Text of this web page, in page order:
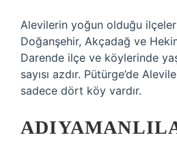
Alevilerin yoğun olduğu
Doğanşehir, Akçadağ ve
Darende ilçe ve köylerinde
sayısı azdır. Pütürge’de
sadece dört köy vardır.